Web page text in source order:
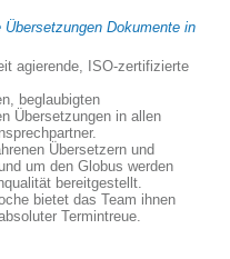
Dokumente in
agierende, ISO-zertifizierte
beglaubigten
Übersetzungen in allen
Übersetzern und
um den Globus werden
bereitgestellt.
bietet das Team ihnen
Termintreue.